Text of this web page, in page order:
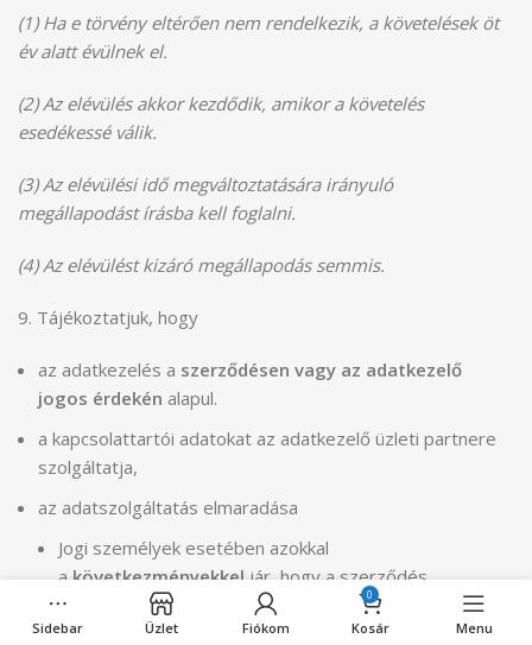
(1) Ha e törvény eltérően nem rendelkezik, a követelések öt
év alatt évülnek el.
(2) Az elévülés akkor kezdődik, amikor a követelés
esedékessé válik.
(3) Az elévülési idő megváltoztatására irányuló
megállapodást írásba kell foglalni.
(4) Az elévülést kizáró megállapodás semmis.
9. Tájékoztatjuk, hogy
az adatkezelés a szerződésen vagy az adatkezelő
jogos érdekén alapul.
a kapcsolattartói adatokat az adatkezelő üzleti partnere
szolgáltatja,
az adatszolgáltatás elmaradása
Jogi személyek esetében azokkal
a következményekkel jár, hogy a szerződés
teljesítése, a szerződésből eredő jogok gyakorlása és
kötelezettségek teljesítése, továbbá szerződő felek
Sidebar Üzlet Fiókom
0
Kosár Menu